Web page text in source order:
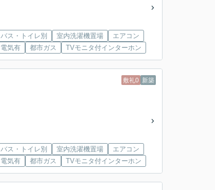
バス・トイレ別 室内洗濯機置場
エアコン
電気有
都市ガス TVモニタ付インターホン
敷礼0 新築
バス・トイレ別 室内洗濯機置場
エアコン
電気有
都市ガス TVモニタ付インターホン